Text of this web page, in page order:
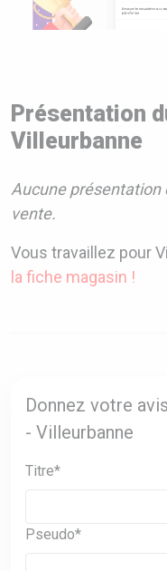
Présentation
Villeurbanne
Aucune présentation
vente.
Vous travaillez pour
la fiche magasin !
Donnez votre
- Villeurbanne
Titre*
Pseudo*